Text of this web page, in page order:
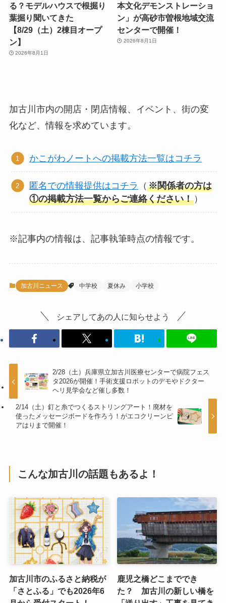
る？モデルハウスで根掘り
葉掘り聞いてきた
【8/29（土）2棟目オープ
ン】
2026年8月1日
本文化デモンストレーショ
ン」が高砂市曽根地域交流
センターで開催！
2026年8月1日
加古川市内の開店・閉店情報、イベント、街の変
化など、情報を求めています。
かこがわノートへの掲載方法一覧はコチラ
匿名での情報提供はコチラ （※関係者の方は
①の掲載方法一覧からご連絡ください！ ）
※記事内の情報は、記事執筆時点の情報です。
加古川ニュース 中学校 夏休み 小学校
シェアしてあの人に知らせよう
2/28（土）兵庫県立加古川医療センターで病院フェス
タ2026が開催！手術支援ロボットのデモやドクター
ヘリ見学会など催し多数！
2/14（土）釘と糸でつくるストリングアート！廃材を
使ったメッセージボードを作ろう！がエコクリーンピ
アはりまで開催！
こんな加古川の話題もあるよ！
加古川市のふるさと納税が
「さとふる」でも2026年6
鹿児之橋どこまででき
た？ 加古川の新しい橋を